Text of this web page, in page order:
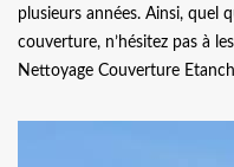
plusieurs années. Ainsi, quel
couverture, n’hésitez pas à
Nettoyage Couverture